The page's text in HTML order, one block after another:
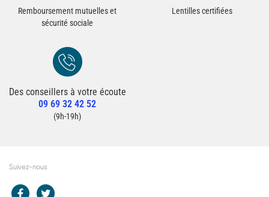
Remboursement mutuelles et
sécurité sociale
Lentilles certifiées
Redirection vers la page Contact du site
Des conseillers à votre écoute
09 69 32 42 52
Contacter un conseiller
(9h-19h)
Suivez-nous
Redirection vers le compte Facebook E.Leclerc